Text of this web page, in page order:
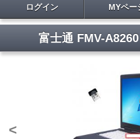
ログイン MYペー
富士通 FMV-
<